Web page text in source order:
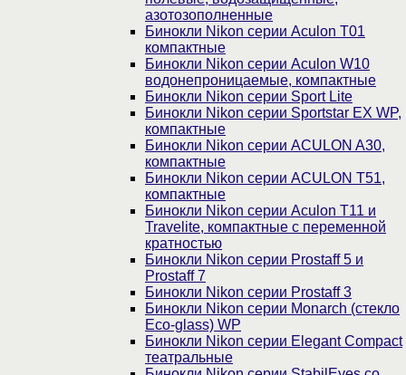
азотозополненные
Бинокли Nikon серии Aculon T01
компактные
Бинокли Nikon серии Aculon W10
водонепроницаемые, компактные
Бинокли Nikon серии Sport Lite
Бинокли Nikon серии Sportstar EX WP,
компактные
Бинокли Nikon серии ACULON A30,
компактные
Бинокли Nikon серии ACULON Т51,
компактные
Бинокли Nikon серии Aculon T11 и
Travelite, компактные с переменной
кратностью
Бинокли Nikon серии Prostaff 5 и
Prostaff 7
Бинокли Nikon серии Prostaff 3
Бинокли Nikon серии Monarch (стекло
Eco-glass) WP
Бинокли Nikon серии Elegant Compact
театральные